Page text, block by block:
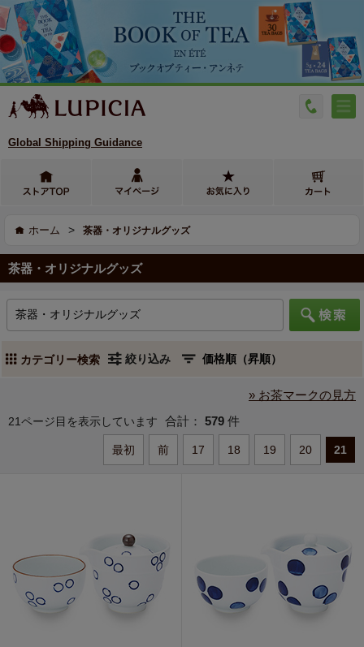
Global Shipping Guidance
ホーム > 茶器・オリジナルグッズ
茶器・オリジナルグッズ
カテゴリー検索 絞り込み
» お茶マークの見方
21ページ目を表示しています 合計： 579 件
最初 前 17 18 19 20 21